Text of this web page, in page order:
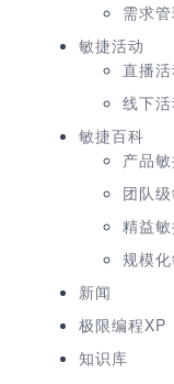
需求
敏捷活动
直播活
线下活
敏捷百科
产品
团队
精益
规模
新闻
极限编程XP
知识库